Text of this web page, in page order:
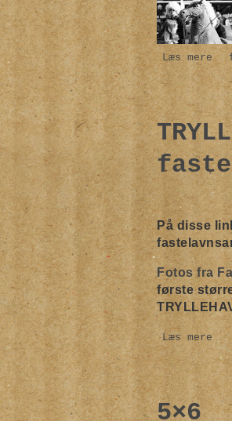
Læs mere
På disse
Fotos fra
første
Læs mere
5×6